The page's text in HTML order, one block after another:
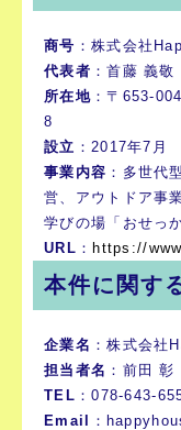
商号 ：株式会社
代表者 ：首藤 義敬
所在地：〒653-
8
設立 ：2017年7月
事業内容 ：多世代
営、アウトドア事
学びの場「おせっ
URL ：https://
本件に関す
企業名 ：株式会社
担当者名 ：前田 彰
TEL ：078-643-
Email ：